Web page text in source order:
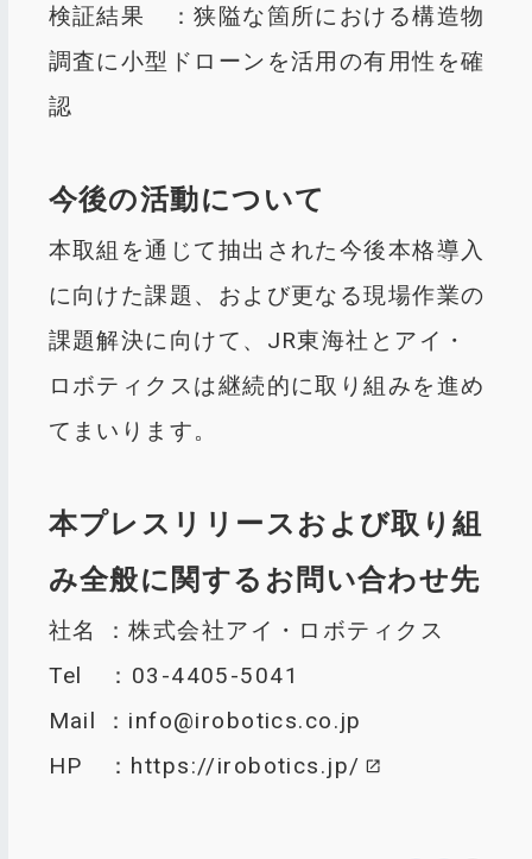
検証結果 ：狭隘な箇所における構造物
調査に小型ドローンを活用の有用性を確
認
今後の活動について
本取組を通じて抽出された今後本格導入
に向けた課題、および更なる現場作業の
課題解決に向けて、JR東海社とアイ・
ロボティクスは継続的に取り組みを進め
てまいります。
本プレスリリースおよび取り組
み全般に関するお問い合わせ先
社名 ：株式会社アイ・ロボティクス
Tel ：03-4405-5041
Mail ： info@irobotics.co.jp
HP ： https://irobotics.jp/